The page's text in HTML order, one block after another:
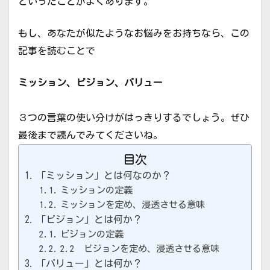
もし、あなたが似たようなお悩みをお持ちなら、この
記事を読むことで
ミッション、ビジョン、バリュー
３つの言葉の使い分けがはっきりするでしょう。ぜひ
最後まで読んでみてくださいね。
目次
「ミッション」とは何なのか？
ミッションの定義
ミッションを定め、浸透させる意味
「ビジョン」とは何か？
ビジョンの定義
2.2 ビジョンを定め、浸透させる意味
「バリュー」とは何か？